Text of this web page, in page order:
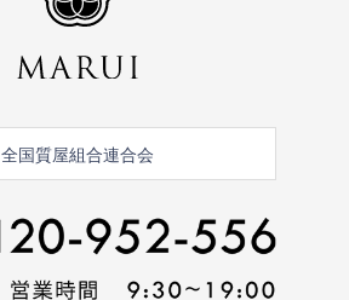
全国質屋組合連合会